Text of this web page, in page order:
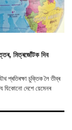
মিত্ৰজোঁটক দিব
যিকোনো দেশে য়েমেনৰ